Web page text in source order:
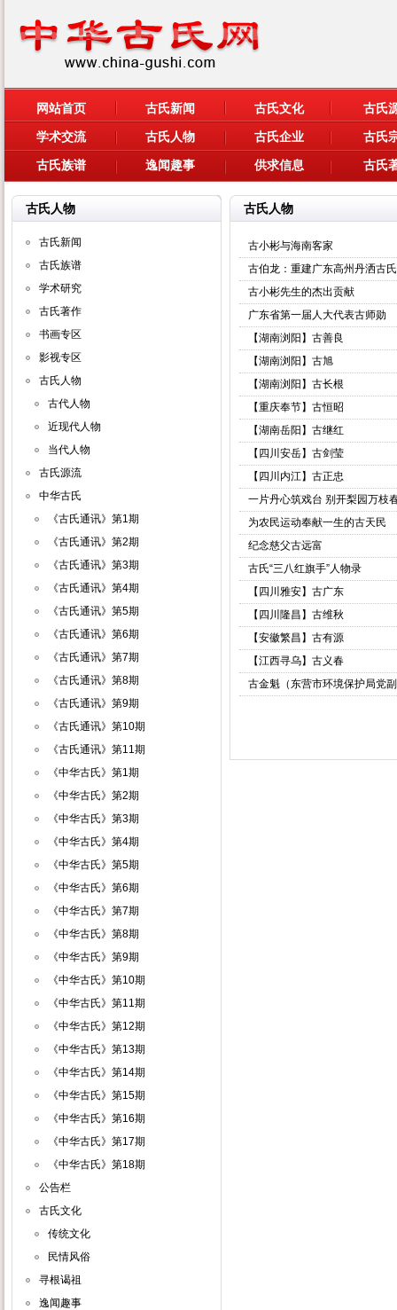
网站首页 古氏新闻 古氏文化
古氏
学术交流
古氏人物 古氏企业
古氏
古氏族谱
逸闻趣事 供求信息 古氏
古氏人物
古氏新闻
古氏族谱
学术研究
古氏著作
书画专区
影视专区
古氏人物
古代人物
近现代人物
当代人物
古氏源流
中华古氏
《古氏通讯》第1期
《古氏通讯》第2期
《古氏通讯》第3期
《古氏通讯》第4期
《古氏通讯》第5期
《古氏通讯》第6期
《古氏通讯》第7期
《古氏通讯》第8期
《古氏通讯》第9期
《古氏通讯》第10期
《古氏通讯》第11期
《中华古氏》第1期
《中华古氏》第2期
《中华古氏》第3期
《中华古氏》第4期
《中华古氏》第5期
《中华古氏》第6期
《中华古氏》第7期
《中华古氏》第8期
《中华古氏》第9期
《中华古氏》第10期
《中华古氏》第11期
《中华古氏》第12期
《中华古氏》第13期
《中华古氏》第14期
《中华古氏》第15期
《中华古氏》第16期
《中华古氏》第17期
《中华古氏》第18期
公告栏
古氏文化
传统文化
民情风俗
寻根谒祖
逸闻趣事
古氏人物
古小彬与海南客家
古伯龙：重建广东高州丹洒古
古小彬先生的杰出贡献
广东省第一届人大代表古师勋
【湖南浏阳】古善良
【湖南浏阳】古旭
【湖南浏阳】古长根
【重庆奉节】古恒昭
【湖南岳阳】古继红
【四川安岳】古剑莹
【四川内江】古正忠
一片丹心筑戏台 别开梨园万
为农民运动奉献一生的古天民
纪念慈父古远富
古氏“三八红旗手”人物录
【四川雅安】古广东
【四川隆昌】古维秋
【安徽繁昌】古有源
【江西寻乌】古义春
古金魁（东营市环境保护局党